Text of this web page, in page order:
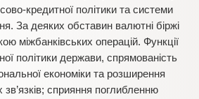
кредитної політики та системи
За деяких обставин валютні біржі
міжбанківських операцій. Функції
політики держави, спрямованість
економіки та розширення
зв’язків; сприяння поглибленню